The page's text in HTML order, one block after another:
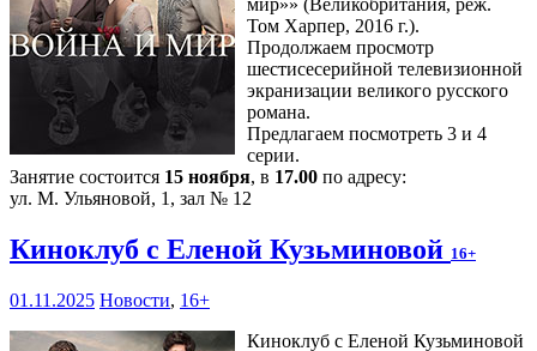
Том Харпер, 2016 г.).
Продолжаем просмотр
шестисесерийной телевизионной
экранизации великого русского
романа.
Предлагаем посмотреть 3 и 4
серии.
Занятие состоится 15 ноября, в 17.00 по адресу:
ул. М. Ульяновой, 1, зал № 12
Киноклуб с Еленой Кузьминовой 16+
01.11.2025 Новости, 16+
Киноклуб с Еленой Кузьминовой